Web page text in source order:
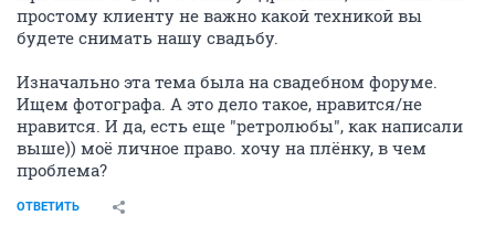
простому клиенту не важно какой техникой вы
будете снимать нашу свадьбу.
Изначально эта тема была на свадебном форуме.
Ищем фотографа. А это дело такое, нравится/не
нравится. И да, есть еще "ретролюбы", как написали
выше)) моё личное право. хочу на плёнку, в чем
проблема?
ОТВЕТИТЬ